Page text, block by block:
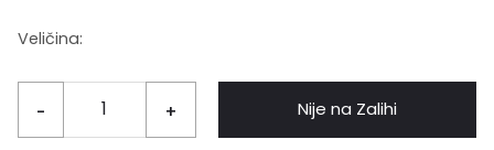
Veličina:
- + Nije na Zalihi